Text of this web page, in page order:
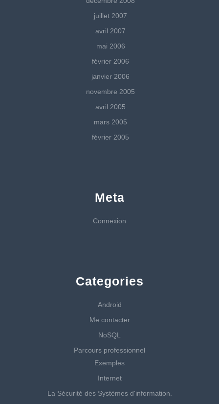
juillet 2007
avril 2007
mai 2006
février 2006
janvier 2006
novembre 2005
avril 2005
mars 2005
février 2005
Meta
Connexion
Categories
Android
Me contacter
NoSQL
Parcours professionnel
Exemples
Internet
La Sécurité des Systèmes d'information.